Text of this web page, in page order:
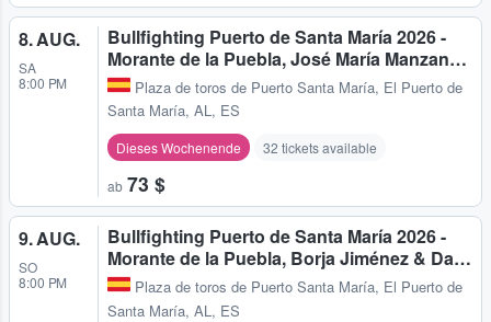
8. AUG.
SA
8:00 PM
Bullfighting Puerto de Santa María 2026 -
Morante de la Puebla, José María Manzan…
Plaza de toros de Puerto Santa María, El Puerto de
Santa María, AL, ES
Dieses Wochenende 32 tickets available
ab 73 $
9. AUG.
SO
8:00 PM
Bullfighting Puerto de Santa María 2026 -
Morante de la Puebla, Borja Jiménez & Da…
Plaza de toros de Puerto Santa María, El Puerto de
Santa María, AL, ES